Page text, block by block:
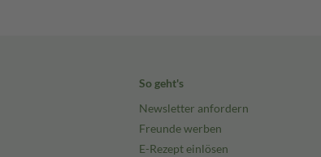
So geht's
Newsletter anfordern
Freunde werben
E-Rezept einlösen